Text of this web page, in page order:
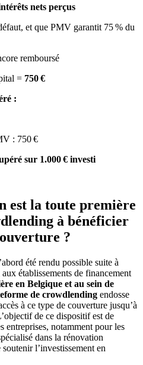
nets perçus
et que PMV garantit 75 % du
remboursé
= 750 €
:
: 750 €
sur 1.000 € investi
est la toute première
à bénéficier
?
été rendu possible suite à
aux établissements de financement
en Belgique et au sein de
de crowdlending endosse
à ce type de couverture jusqu’à
de ce dispositif est de
entreprises, notamment pour les
dans la rénovation
l’investissement en